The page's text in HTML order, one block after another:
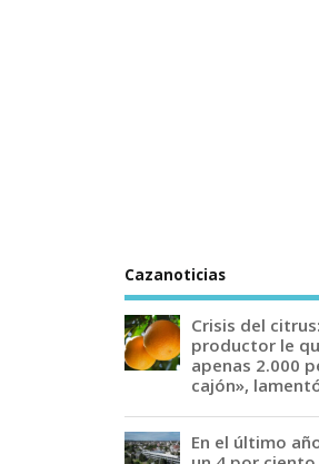
Cazanoticias
Crisis del
productor le
apenas 2.000
cajón»,
En el último